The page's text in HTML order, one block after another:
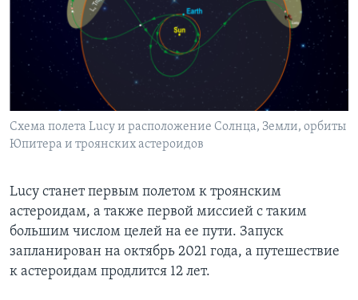
Схема полета Lucy и расположение Солнца, Земли, орбиты
Юпитера и троянских астероидов
Lucy станет первым полетом к троянским
астероидам, а также первой миссией с таким
большим числом целей на ее пути. Запуск
запланирован на октябрь 2021 года, а путешествие
к астероидам продлится 12 лет.